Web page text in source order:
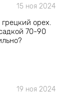
15 ноя 2024
орех.
70-90
19 ноя 2024